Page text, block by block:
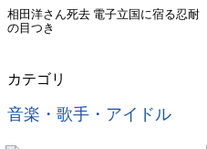
相田洋さん死去 電子立国に宿る忍耐
の目つき
カテゴリ
音楽・歌手・アイドル